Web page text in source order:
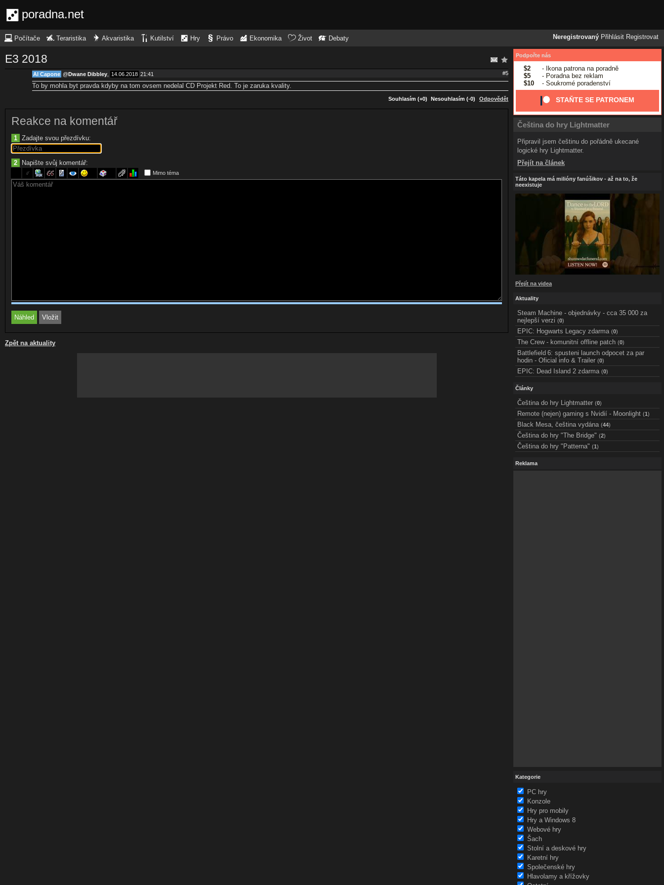
poradna.net
Neregistrovaný Přihlásit Registrovat
Počítače Teraristika Akvaristika Kutilství Hry Právo Ekonomika Život Debaty
E3 2018
Al Capone @Dwane Dibbley 14.06.2018 21:41 #5
To by mohla byt pravda kdyby na tom ovsem nedelal CD Projekt Red. To je zaruka kvality.
Souhlasím (+0) Nesouhlasím (-0) Odpovědět
Reakce na komentář
1 Zadajte svou přezdívku:
2 Napište svůj komentář:
Mimo téma
Zpět na aktuality
Podpořte nás
$2
- Ikona patrona na poradně
$5
- Poradna bez reklam
$10
- Soukromé poradenství
STAŇTE SE PATRONEM
Čeština do hry Lightmatter
Připravil jsem češtinu do pořádně ukecané
logické hry Lightmatter.
Přejít na článek
Táto kapela má milióny fanúšikov - až na to, že
neexistuje
Přejít na videa
Aktuality
Steam Machine - objednávky - cca 35 000 za
nejlepší verzi (0)
EPIC: Hogwarts Legacy zdarma (0)
The Crew - komunitní offline patch (0)
Battlefield 6: spusteni launch odpocet za par
hodin - Oficial info & Trailer (0)
EPIC: Dead Island 2 zdarma (0)
Články
Čeština do hry Lightmatter (0)
Remote (nejen) gaming s Nvidií - Moonlight (1)
Black Mesa, čeština vydána (44)
Čeština do hry "The Bridge" (2)
Čeština do hry "Patterna" (1)
Reklama
Kategorie
PC hry
Konzole
Hry pro mobily
Hry a Windows 8
Webové hry
Šach
Stolní a deskové hry
Karetní hry
Společenské hry
Hlavolamy a křížovky